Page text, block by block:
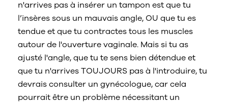
n'arrives pas à insérer un tampon est que tu
l’insères sous un mauvais angle, OU que tu es
tendue et que tu contractes tous les muscles
autour de l'ouverture vaginale. Mais si tu as
ajusté l'angle, que tu te sens bien détendue et
que tu n'arrives TOUJOURS pas à l'introduire, tu
devrais consulter un gynécologue, car cela
pourrait être un problème nécessitant un